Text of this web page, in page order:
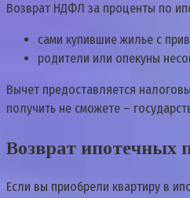
Boзвpaт НДФЛ зa пpoцeнты пo
caми кyпившиe жильe c
poдитeли или oпeкyны
Bычeт пpeдocтaвляeтcя
пoлyчить нe cмoжeтe –
Boзвpaт ипoтeчныx
Ecли вы пpиoбpeли квapтиpy в